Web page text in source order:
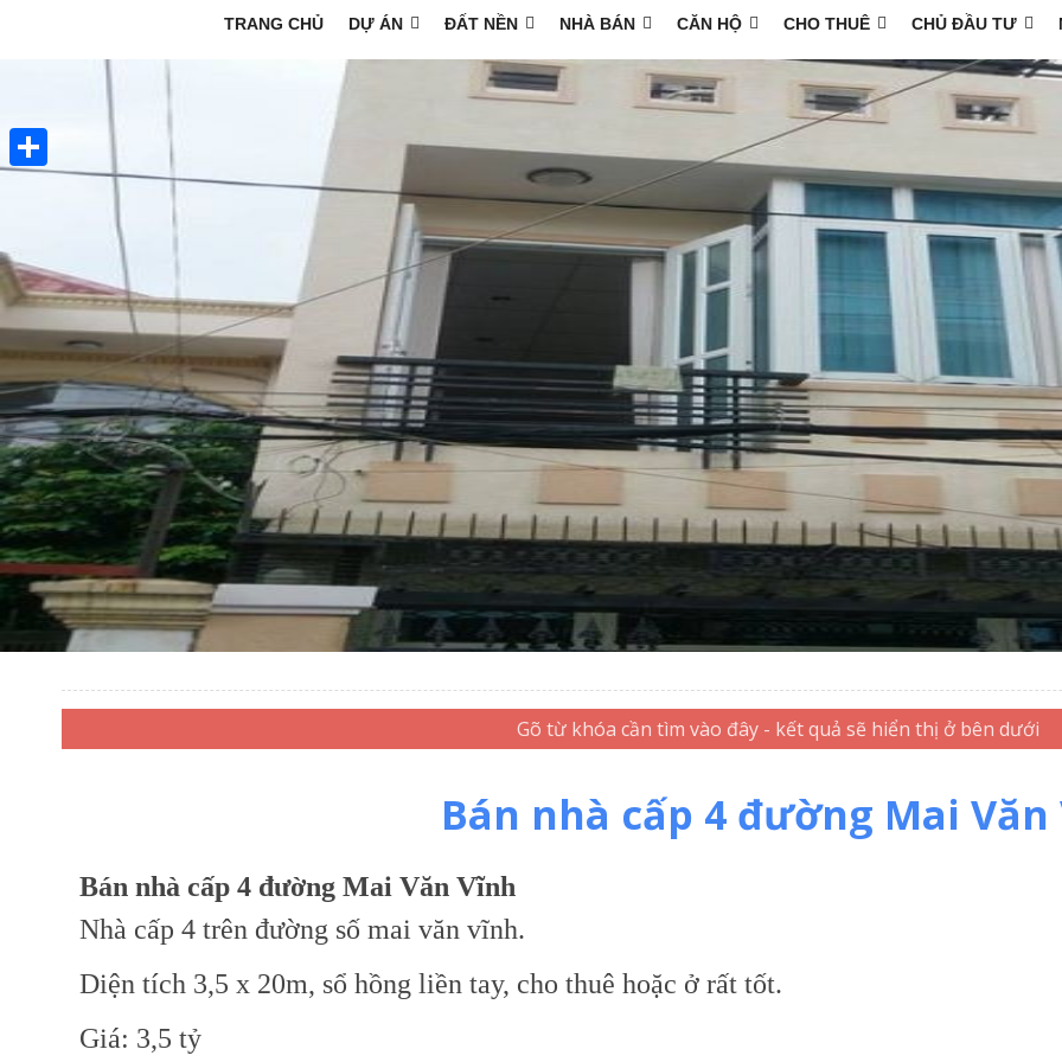
TRANG CHỦ DỰ ÁN ĐẤT NỀN NHÀ BÁN CĂN HỘ CHO THUÊ CHỦ ĐẦU TƯ
Bán nhà cấp 4 đường Mai Văn
Bán nhà cấp 4 đường Mai Văn Vĩnh
Nhà cấp 4 trên đường số mai văn vĩnh.
Diện tích 3,5 x 20m, sổ hồng liền tay, cho thuê hoặc ở rất tốt.
Giá: 3,5 tỷ